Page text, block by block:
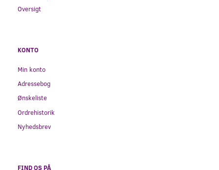
Oversigt
KONTO
Min konto
Adressebog
Ønskeliste
Ordrehistorik
Nyhedsbrev
FIND OS PÅ